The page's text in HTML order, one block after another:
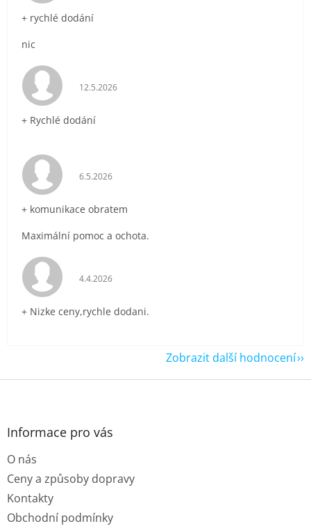
+ rychlé dodání
nic
Hodnocení obchodu je 5 z 5 hvězdiček.
12.5.2026
+ Rychlé dodání
Hodnocení obchodu je 5 z 5 hvězdiček.
6.5.2026
+ komunikace obratem
Maximální pomoc a ochota.
Hodnocení obchodu je 5 z 5 hvězdiček.
4.4.2026
+ Nizke ceny,rychle dodani.
Zobrazit další hodnocení
Z
Informace pro vás
O nás
Ceny a způsoby dopravy
Kontakty
Obchodní podmínky